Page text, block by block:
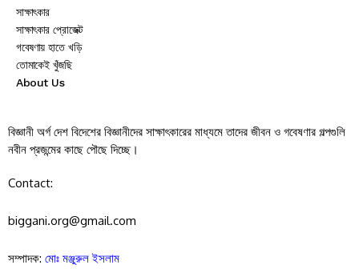
সাক্ষাৎকার
সাক্ষাৎকার প্রোজেক্ট
গবেষণায় হাতে খড়ি
তোমাকেই খুঁজছি
About Us
বিজ্ঞানী অর্গ দেশ বিদেশের বিজ্ঞানীদের সাক্ষাৎকারের মাধ্যমে তাদের জীবন ও গবেষণার গল্পগুলি
নবীন প্রজন্মের কাছে পৌছে দিচ্ছে।
Contact:
biggani.org@gmail.com
সম্পাদক: মোঃ মঞ্জুরুল ইসলাম